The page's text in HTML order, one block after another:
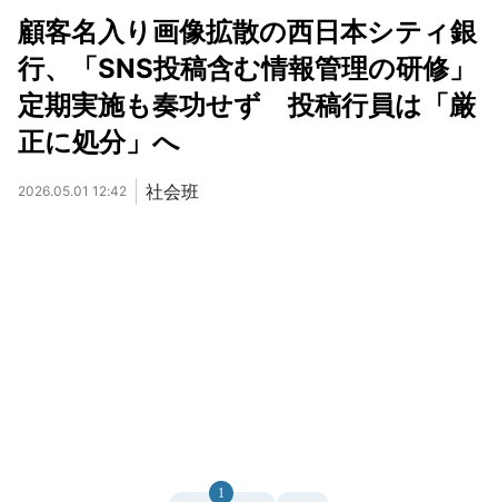
顧客名入り画像拡散の西日本シティ銀
行、「SNS投稿含む情報管理の研修」
定期実施も奏功せず 投稿行員は「厳
正に処分」へ
2026.05.01 12:42 社会班
1